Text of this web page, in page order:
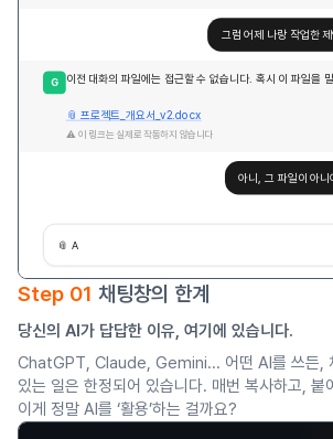
Step 01 채팅창의 한계
당신의 AI가 답답한 이유, 여기에 있습니다.
ChatGPT, Claude, Gemini... 어떤 AI를 쓰든,
있는 일은 한정되어 있습니다. 매번 복사하고, 붙
이게 정말 AI를 ‘활용’하는 걸까요?
그럼 어제 나랑 작업한
G 이전 대화의 파일에는 접근할 수 없습니다. 혹시 이 파일을
📎 프로젝트_개요서_v2.docx
⚠️ 이 링크는 실제로 작동하지 않습니다
아니, 그 파일이 아
📎 AI에이전트_교육제안서_v3.pdf ← 이 파일을 홍길동 차장님한테
│ 프로젝트 파일을 분석 중...
✓ 교육과정_커리큘럼.md — 4주차 확인
✓ 제안서_템플릿.docx — 구조 파악 완료
│ 제안서를 생성합니다...
→Created AI에이전트_교육제안서.pdf